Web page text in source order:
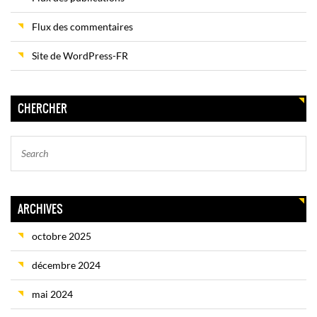
Flux des commentaires
Site de WordPress-FR
CHERCHER
ARCHIVES
octobre 2025
décembre 2024
mai 2024